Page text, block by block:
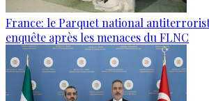
France: le Parquet national
enquête après les menaces du FLNC